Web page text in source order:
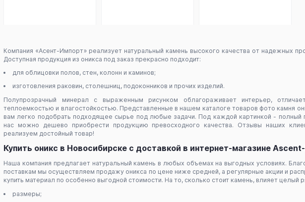
Компания «Асент-Импорт» реализует натуральный камень высокого качества от надежных
Доступная продукция из оникса под заказ прекрасно подходит:
для облицовки полов, стен, колонн и каминов;
изготовления раковин, столешниц, подоконников и прочих изделий.
Полупрозрачный минерал с выраженным рисунком облагораживает интерьер,
теплоемкостью и влагостойкостью. Представленные в нашем каталоге товаров фото камня
вам легко подобрать подходящее сырье под любые задачи. Под каждой картинкой - полный
нас можно дешево приобрести продукцию превосходного качества. Отзывы наших
реализуем достойный товар!
Купить оникс в Новосибирске с доставкой в интернет-магазине
Наша компания предлагает натуральный камень в любых объемах на выгодных условиях.
поставкам мы осуществляем продажу оникса по цене ниже средней, а регулярные акции и
купить материал по особенно выгодной стоимости. На то, сколько стоит камень, влияет целый
размеры;